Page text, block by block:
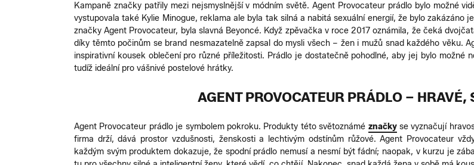
Kampaně značky patřily mezi nejsmyslnější v módním světě. Agent Provocateur prádlo bylo možné
vystupovala také Kylie Minogue, reklama ale byla tak silná a nabitá sexuální energií, že bylo zakázáno
značky Agent Provocateur, byla slavná Beyoncé. Když zpěvačka v roce 2017 oznámila, že čeká
díky těmto počinům se brand nesmazatelně zapsal do mysli všech – žen i mužů snad každého věku.
inspirativní kousek oblečení pro různé příležitosti. Prádlo je dostatečně pohodlné, aby jej bylo možné
tudíž ideální pro vášnivé postelové hrátky.
AGENT PROVOCATEUR PRÁDLO – HRAVÉ,
Agent Provocateur prádlo je symbolem pokroku. Produkty této světoznámé značkyse vyznačují
firma drží, dává prostor vzdušnosti, ženskosti a lechtivým odstínům růžové. Agent Provocateur
každým svým produktem dokazuje, že spodní prádlo nemusí a nesmí být fádní; naopak, v kurzu je